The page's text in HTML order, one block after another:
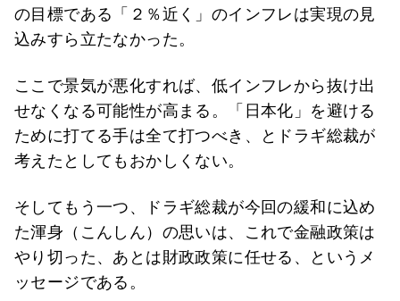
の目標である「２％近く」のインフレは実現の見
込みすら立たなかった。
ここで景気が悪化すれば、低インフレから抜け出
せなくなる可能性が高まる。「日本化」を避ける
ために打てる手は全て打つべき、とドラギ総裁が
考えたとしてもおかしくない。
そしてもう一つ、ドラギ総裁が今回の緩和に込め
た渾身（こんしん）の思いは、これで金融政策は
やり切った、あとは財政政策に任せる、というメ
ッセージである。